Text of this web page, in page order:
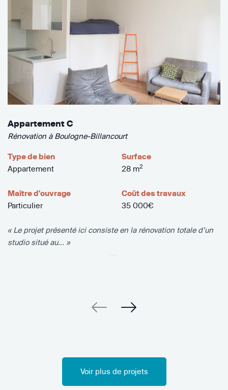
Appartement C
Rénovation à Boulogne-Billancourt
Type de bien
Appartement
Surface
28 m2
Maître d'ouvrage
Particulier
Coût des travaux
35 000€
« Le projet présenté ici consiste en la rénovation totale d’un
studio situé au... »
Voir plus de projets